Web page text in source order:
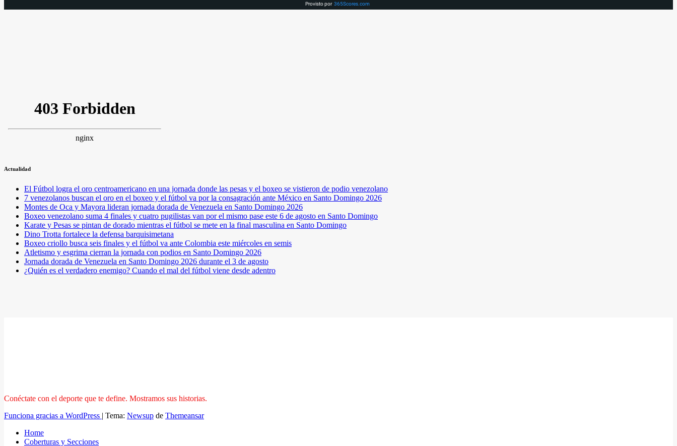
Provisto por 365Scores.com
Actualidad
El Fútbol logra el oro centroamericano en una jornada donde las pesas y el boxeo se vistieron de podio venezolano
7 venezolanos buscan el oro en el boxeo y el fútbol va por la consagración ante México en Santo Domingo 2026
Montes de Oca y Mayora lideran jornada dorada de Venezuela en Santo Domingo 2026
Boxeo venezolano suma 4 finales y cuatro pugilistas van por el mismo pase este 6 de agosto en Santo Domingo
Karate y Pesas se pintan de dorado mientras el fútbol se mete en la final masculina en Santo Domingo
Dino Trotta fortalece la defensa barquisimetana
Boxeo criollo busca seis finales y el fútbol va ante Colombia este miércoles en semis
Atletismo y esgrima cierran la jornada con podios en Santo Domingo 2026
Jornada dorada de Venezuela en Santo Domingo 2026 durante el 3 de agosto
¿Quién es el verdadero enemigo? Cuando el mal del fútbol viene desde adentro
Conéctate con el deporte que te define. Mostramos sus historias.
Funciona gracias a WordPress | Tema: Newsup de Themeansar
Home
Coberturas y Secciones